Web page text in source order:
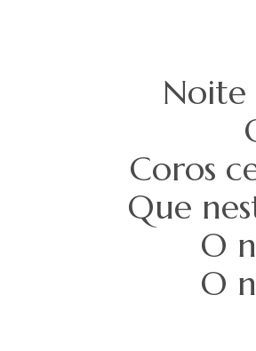
Noite
Coros
Que
O
O